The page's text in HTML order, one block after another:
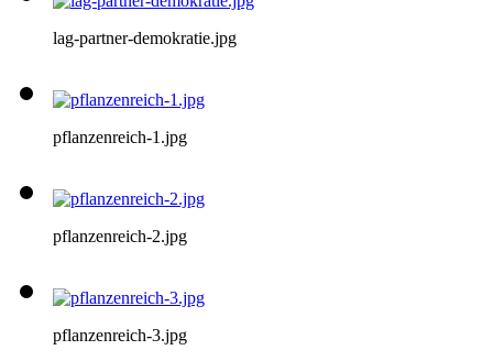
lag-partner-demokratie.jpg
pflanzenreich-1.jpg
pflanzenreich-2.jpg
pflanzenreich-3.jpg